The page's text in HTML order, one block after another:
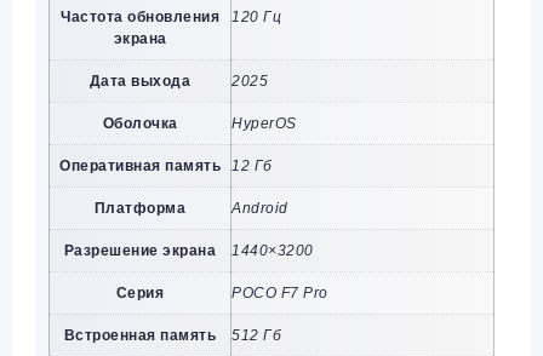
Частота обновления
экрана
120 Гц
Дата выхода 2025
Оболочка HyperOS
Оперативная память 12 Гб
Платформа Android
Разрешение экрана 1440×3200
Серия POCO F7 Pro
Встроенная память 512 Гб